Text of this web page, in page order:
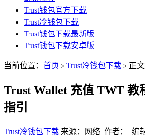
Trust钱包官方下载
Trust冷钱包下载
Trust钱包下载最新版
Trust钱包下载安卓版
当前位置： 首页 > Trust冷钱包下载 > 正文
Trust Wallet 充值 TWT 教
指引
Trust冷钱包下载 来源：网络 作者： 编